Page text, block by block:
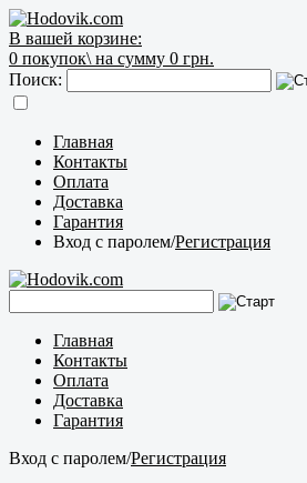
В вашей корзине:
0 покупок\ на сумму 0 грн.
Поиск:
Главная
Контакты
Оплата
Доставка
Гарантия
Вход с паролем/Регистрация
Главная
Контакты
Оплата
Доставка
Гарантия
Вход с паролем/Регистрация